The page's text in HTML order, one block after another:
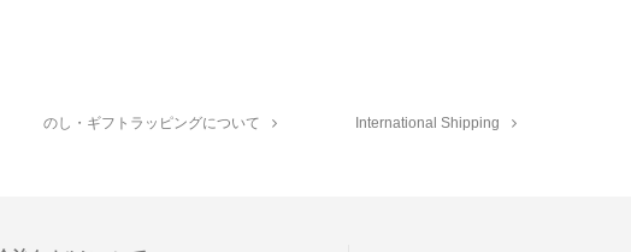
のし・ギフトラッピングについて International Shipping